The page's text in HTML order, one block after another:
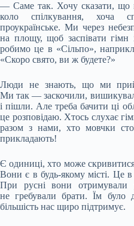
— Саме так. Хочу сказати, що
коло спілкування, хоча
проукраїнське. Ми через
на площу, щоб заспівати гімн
робимо це в «Сільпо»,
«Скоро свято, ви ж будете?»
Люди не знають, що ми
Ми так — заскочили,
і пішли. Але треба бачити ці
це розповідаю. Хтось слухає
разом з нами, хто мовчки
прикладають!
Є одиниці, хто може
Вони є в будь-якому місті. Це
При русні вони отримували
не гребували брати. Їм було
більшість нас щиро підтримує.